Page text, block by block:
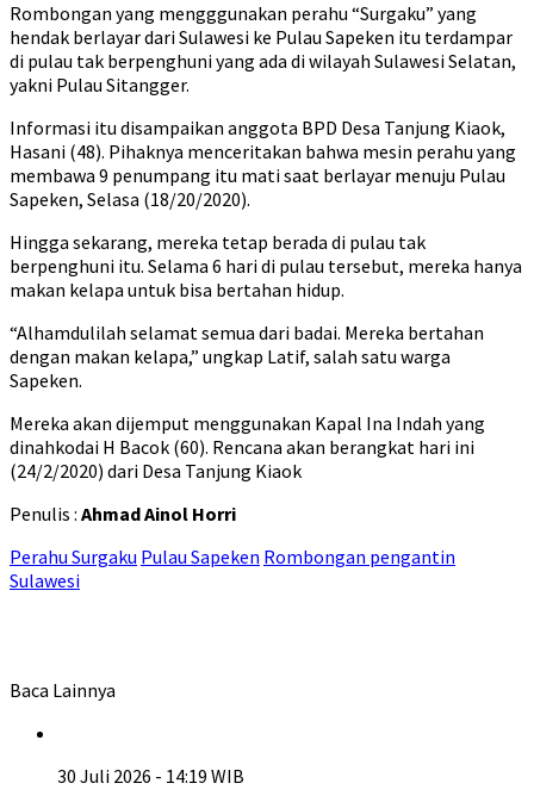
Rombongan yang mengggunakan perahu “Surgaku” yang
hendak berlayar dari Sulawesi ke Pulau Sapeken itu terdampar
di pulau tak berpenghuni yang ada di wilayah Sulawesi Selatan,
yakni Pulau Sitangger.
Informasi itu disampaikan anggota BPD Desa Tanjung Kiaok,
Hasani (48). Pihaknya menceritakan bahwa mesin perahu yang
membawa 9 penumpang itu mati saat berlayar menuju Pulau
Sapeken, Selasa (18/20/2020).
Hingga sekarang, mereka tetap berada di pulau tak
berpenghuni itu. Selama 6 hari di pulau tersebut, mereka hanya
makan kelapa untuk bisa bertahan hidup.
“Alhamdulilah selamat semua dari badai. Mereka bertahan
dengan makan kelapa,” ungkap Latif, salah satu warga
Sapeken.
Mereka akan dijemput menggunakan Kapal Ina Indah yang
dinahkodai H Bacok (60). Rencana akan berangkat hari ini
(24/2/2020) dari Desa Tanjung Kiaok
Penulis : Ahmad Ainol Horri
Perahu Surgaku Pulau Sapeken Rombongan pengantin
Sulawesi
Baca Lainnya
30 Juli 2026 - 14:19 WIB